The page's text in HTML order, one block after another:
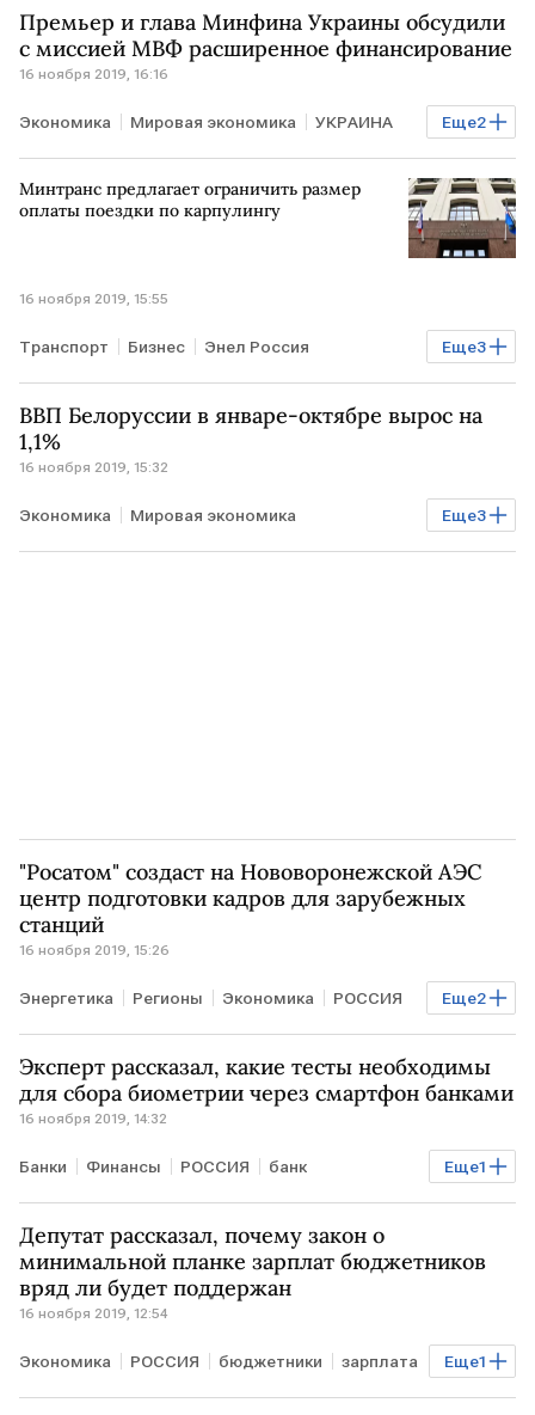
Премьер и глава Минфина Украины обсудили
с миссией МВФ расширенное финансирование
16 ноября 2019, 16:16
Еще2
Экономика Мировая экономика УКРАИНА
Минфин МВФ
Минтранс предлагает ограничить размер
оплаты поездки по карпулингу
16 ноября 2019, 15:55
Еще3
Транспорт Бизнес Энел Россия
Минтранс РФ оплата такси
ВВП Белоруссии в январе-октябре вырос на
1,1%
16 ноября 2019, 15:32
Еще3
Экономика Мировая экономика
БЕЛОРУССИЯ ВВП рост
"Росатом" создаст на Нововоронежской АЭС
центр подготовки кадров для зарубежных
станций
16 ноября 2019, 15:26
Еще2
Энергетика Регионы Экономика РОССИЯ
Росатом АЭС
Эксперт рассказал, какие тесты необходимы
для сбора биометрии через смартфон банками
16 ноября 2019, 14:32
Еще1
Банки Финансы РОССИЯ банк
персональные данные
Депутат рассказал, почему закон о
минимальной планке зарплат бюджетников
вряд ли будет поддержан
16 ноября 2019, 12:54
Еще1
Экономика РОССИЯ бюджетники зарплата
Госдума